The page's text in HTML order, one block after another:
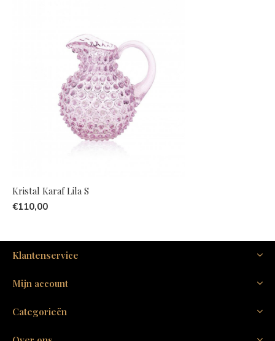
Kristal Karaf Lila S
€110,00
Klantenservice
Mijn account
Categorieën